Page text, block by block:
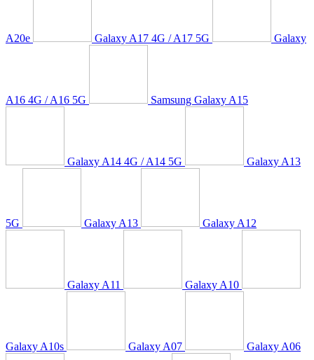
A20e Galaxy A17 4G / A17 5G Galaxy
A16 4G / A16 5G Samsung Galaxy A15
Galaxy A14 4G / A14 5G Galaxy A13
5G Galaxy A13 Galaxy A12
Galaxy A11 Galaxy A10
Galaxy A10s Galaxy A07 Galaxy A06